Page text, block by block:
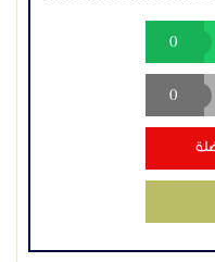
0
0
Toggle